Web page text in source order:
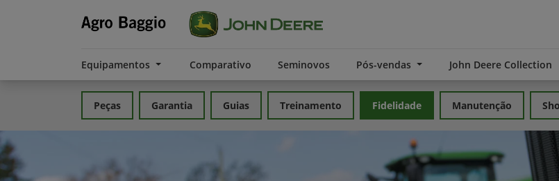
Equipamentos Comparativo Seminovos Pós-vendas John Deere Collection
Peças Garantia Guias Treinamento Fidelidade Manutenção